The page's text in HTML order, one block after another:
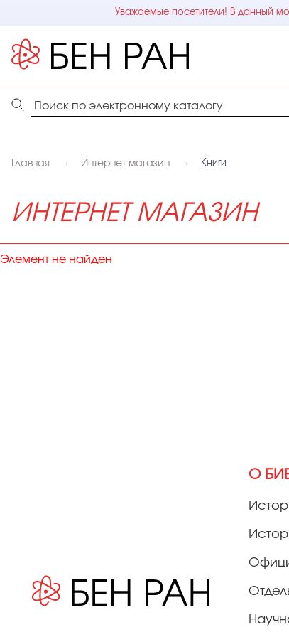
Уважаемые посетители! В данный
Главная Интернет магазин Книги
ИНТЕРНЕТ МАГАЗИН
Элемент не найден
О